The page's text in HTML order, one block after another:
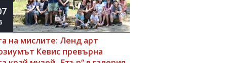
на мислите: Ленд арт
Кевис превърна